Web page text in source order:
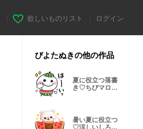
欲しいものリスト ログイン
ぴよたぬきの他の作品
夏に役立つ落書
き♡ちびマロち
暑い夏に役立つ
♡涼しいしろく